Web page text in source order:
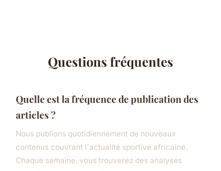
Questions fréquentes
Quelle est la fréquence de publication des
articles ?
Nous publions quotidiennement de nouveaux
contenus couvrant l'actualité sportive africaine.
Chaque semaine, vous trouverez des analyses